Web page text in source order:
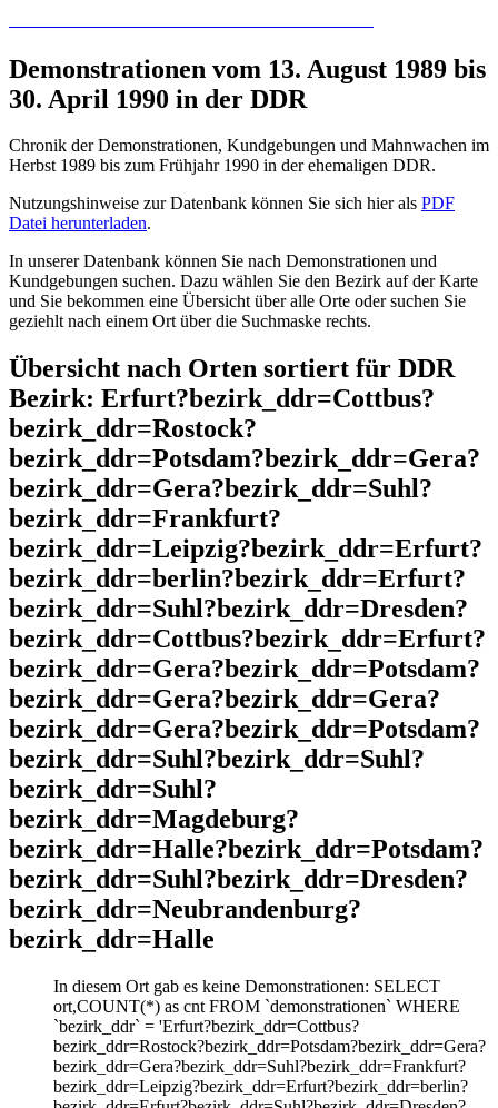
Demonstrationen vom 13. August 1989 bis
30. April 1990 in der DDR
Chronik der Demonstrationen, Kundgebungen und Mahnwachen im
Herbst 1989 bis zum Frühjahr 1990 in der ehemaligen DDR.
Nutzungshinweise zur Datenbank können Sie sich hier als PDF
Datei herunterladen.
In unserer Datenbank können Sie nach Demonstrationen und
Kundgebungen suchen. Dazu wählen Sie den Bezirk auf der Karte
und Sie bekommen eine Übersicht über alle Orte oder suchen Sie
geziehlt nach einem Ort über die Suchmaske rechts.
Übersicht nach Orten sortiert für DDR
Bezirk: Erfurt?bezirk_ddr=Cottbus?
bezirk_ddr=Rostock?
bezirk_ddr=Potsdam?bezirk_ddr=Gera?
bezirk_ddr=Gera?bezirk_ddr=Suhl?
bezirk_ddr=Frankfurt?
bezirk_ddr=Leipzig?bezirk_ddr=Erfurt?
bezirk_ddr=berlin?bezirk_ddr=Erfurt?
bezirk_ddr=Suhl?bezirk_ddr=Dresden?
bezirk_ddr=Cottbus?bezirk_ddr=Erfurt?
bezirk_ddr=Gera?bezirk_ddr=Potsdam?
bezirk_ddr=Gera?bezirk_ddr=Gera?
bezirk_ddr=Gera?bezirk_ddr=Potsdam?
bezirk_ddr=Suhl?bezirk_ddr=Suhl?
bezirk_ddr=Suhl?
bezirk_ddr=Magdeburg?
bezirk_ddr=Halle?bezirk_ddr=Potsdam?
bezirk_ddr=Suhl?bezirk_ddr=Dresden?
bezirk_ddr=Neubrandenburg?
bezirk_ddr=Halle
In diesem Ort gab es keine Demonstrationen: SELECT
ort,COUNT(*) as cnt FROM `demonstrationen` WHERE
`bezirk_ddr` = 'Erfurt?bezirk_ddr=Cottbus?
bezirk_ddr=Rostock?bezirk_ddr=Potsdam?bezirk_ddr=Gera?
bezirk_ddr=Gera?bezirk_ddr=Suhl?bezirk_ddr=Frankfurt?
bezirk_ddr=Leipzig?bezirk_ddr=Erfurt?bezirk_ddr=berlin?